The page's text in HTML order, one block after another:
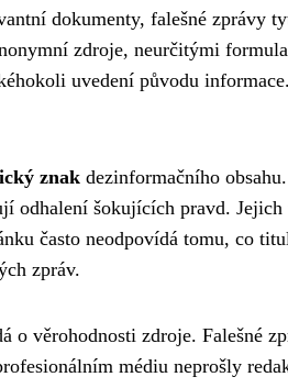
dokumenty, falešné zprávy
zdroje, neurčitými
uvedení původu
znak dezinformačního
odhalení šokujících pravd.
často neodpovídá tomu, co
zpráv.
o věrohodnosti zdroje. Falešné
médiu neprošly